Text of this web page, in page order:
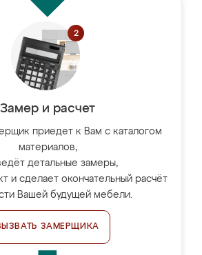
Замер и расчет
приедет к Вам с каталогом
материалов,
детальные замеры,
и сделает окончательный расчёт
Вашей будущей мебели.
ЗАМЕРЩИКА